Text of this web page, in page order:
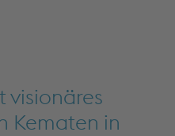
visionäres
Kematen in